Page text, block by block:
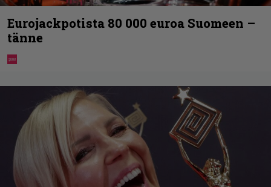
Eurojackpotista 80 000 euroa Suomeen –
tänne